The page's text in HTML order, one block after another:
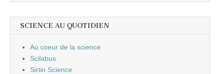
SCIENCE AU QUOTIDIEN
Au coeur de la science
Scilabus
Sirtin Science